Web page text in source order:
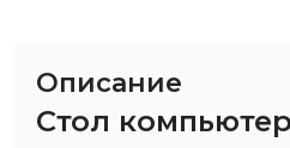
Описание
Стол